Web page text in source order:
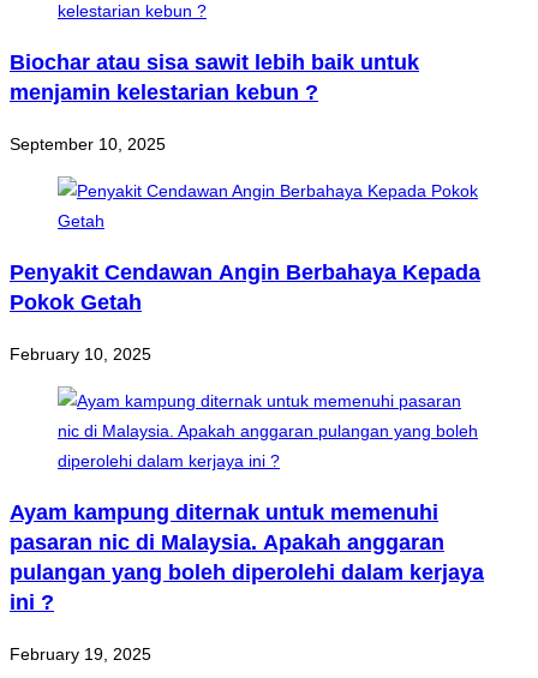
Biochar atau sisa sawit lebih baik untuk
menjamin kelestarian kebun ?
September 10, 2025
Penyakit Cendawan Angin Berbahaya Kepada
Pokok Getah
February 10, 2025
Ayam kampung diternak untuk memenuhi
pasaran nic di Malaysia. Apakah anggaran
pulangan yang boleh diperolehi dalam kerjaya
ini ?
February 19, 2025